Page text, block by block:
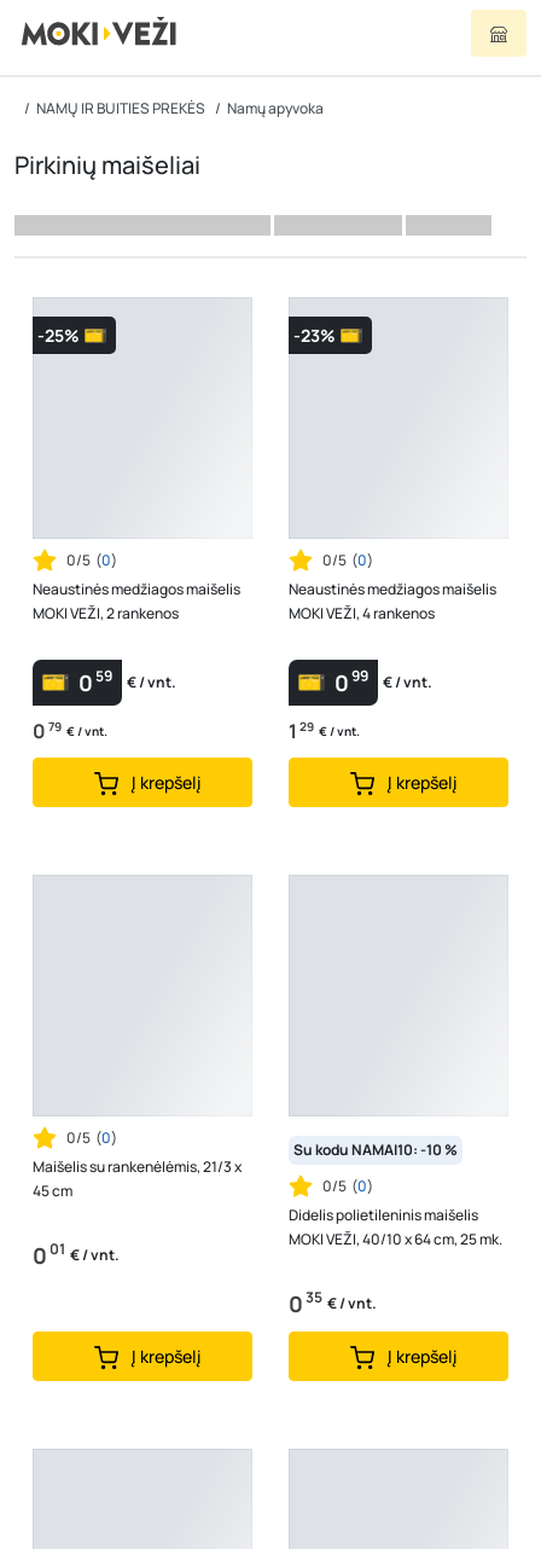
NAMŲ IR BUITIES PREKĖS Namų apyvoka
Pirkinių maišeliai
-25%
0/5 (0)
Neaustinės medžiagos maišelis
MOKI VEŽI, 2 rankenos
059 € / vnt.
0 79 € / vnt.
Į krepšelį
-23%
0/5 (0)
Neaustinės medžiagos maišelis
MOKI VEŽI, 4 rankenos
099 € / vnt.
1 29 € / vnt.
Į krepšelį
0/5 (0)
Maišelis su rankenėlėmis, 21/3 x
45 cm
001 € / vnt.
Į krepšelį
Su kodu NAMAI10: -10 %
0/5 (0)
Didelis polietileninis maišelis
MOKI VEŽI, 40/10 x 64 cm, 25 mk.
035 € / vnt.
Į krepšelį